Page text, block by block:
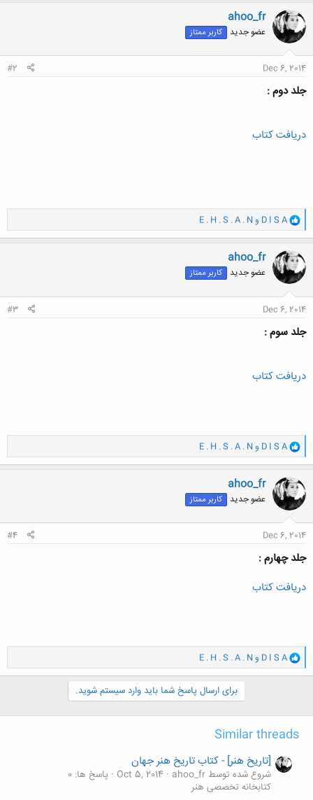
ahoo_fr
عضو جدید کاربر ممتاز
Dec 6, 2014
#2
جلد دوم :
دریافت کتاب
و
ا
ک
ن
ش
ه
ا
D I S A و E . H . S . A . N
ahoo_fr
عضو جدید کاربر ممتاز
Dec 6, 2014
#3
جلد سوم :
دریافت کتاب
و
ا
ک
ن
ش
ه
ا
D I S A و E . H . S . A . N
ahoo_fr
عضو جدید کاربر ممتاز
Dec 6, 2014
#4
جلد چهارم :
دریافت کتاب
و
ا
ک
:
D I S A و E . H . S . A . N
برای ارسال پاسخ شما باید وارد سیستم شوید.
Similar threads
[تاریخ هنر] - کتاب تاریخ هنر جهان
شروع شده توسط ahoo_fr Oct 5, 2014
پاسخ ها: 0
کتابخانه تخصصی هنر